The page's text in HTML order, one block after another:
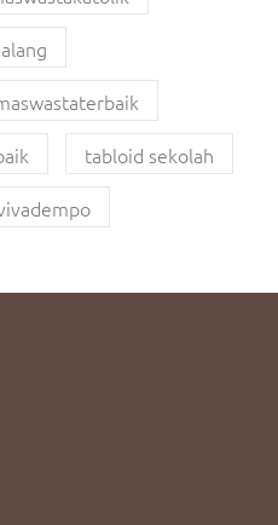
tabloid sekolah